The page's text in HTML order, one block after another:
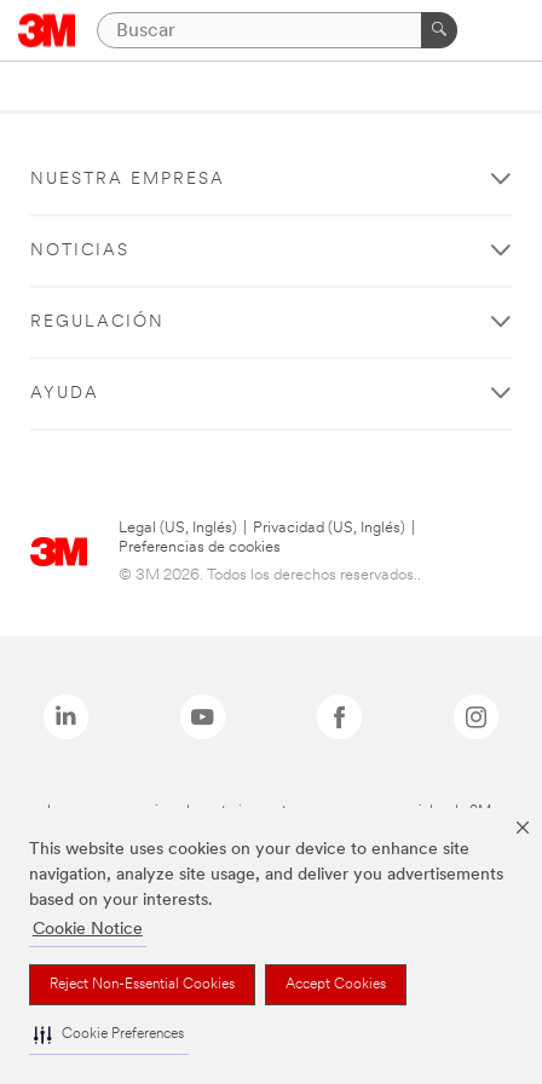
This website uses cookies on your device to enhance site
navigation, analyze site usage, and deliver you advertisements
based on your interests.
Cookie Notice
Reject Non-Essential Cookies Accept Cookies
Cookie Preferences
NUESTRA EMPRESA
NOTICIAS
REGULACIÓN
AYUDA
Legal (US, Inglés) Privacidad (US, Inglés)
Preferencias de cookies
© 3M 2026. Todos los derechos reservados..
Las marcas mencionadas anteriormente son marcas comerciales de 3M.